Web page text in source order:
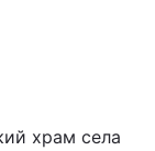
храм села